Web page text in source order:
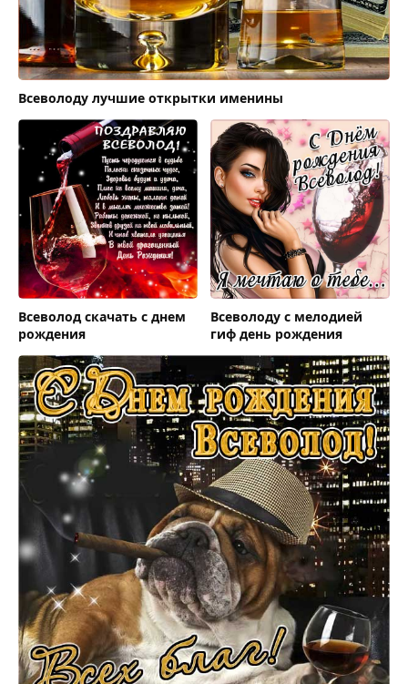
Всеволоду лучшие открытки именины
Всеволод скачать с днем
рождения
Всеволоду с мелодией
гиф день рождения